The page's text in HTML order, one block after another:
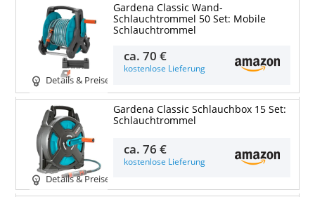
Details & Preise
Gardena Classic Wand-
Schlauchtrommel 50 Set: Mobile
Schlauchtrommel
ca.70 €
kostenlose Lieferung
Details & Preise
Gardena Classic Schlauchbox 15 Set:
Schlauchtrommel
ca.76 €
kostenlose Lieferung